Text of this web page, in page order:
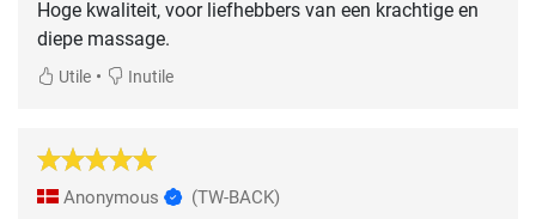
Hoge kwaliteit, voor liefhebbers van een krachtige en
diepe massage.
Utile • Inutile
Anonymous (TW-BACK)